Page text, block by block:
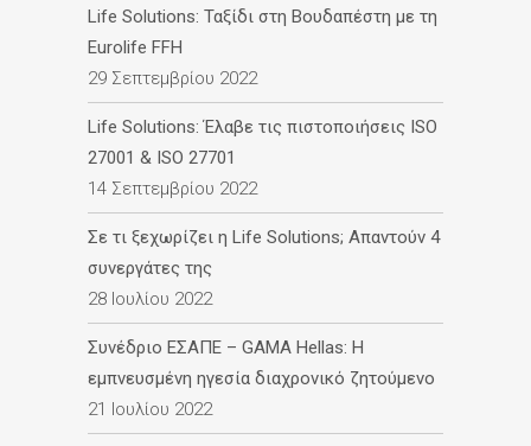
Life Solutions: Ταξίδι στη Βουδαπέστη με τη
Eurolife FFH
29 Σεπτεμβρίου 2022
Life Solutions: Έλαβε τις πιστοποιήσεις ISO
27001 & ISO 27701
14 Σεπτεμβρίου 2022
Σε τι ξεχωρίζει η Life Solutions; Απαντούν 4
συνεργάτες της
28 Ιουλίου 2022
Συνέδριο ΕΣΑΠΕ – GAMA Hellas: Η
εμπνευσμένη ηγεσία διαχρονικό ζητούμενο
21 Ιουλίου 2022